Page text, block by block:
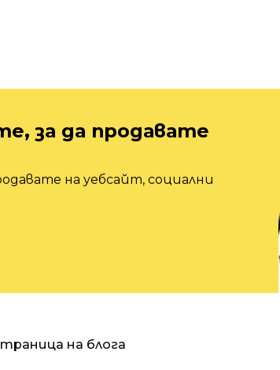
за да продавате
на уебсайт, социални
на блога